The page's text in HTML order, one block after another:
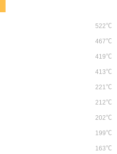
522℃
467℃
419℃
413℃
221℃
212℃
202℃
199℃
163℃